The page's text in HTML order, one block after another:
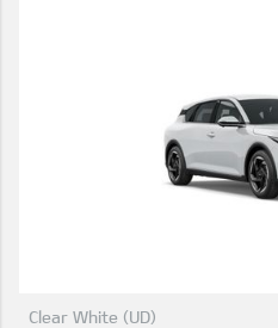
Clear White (UD)